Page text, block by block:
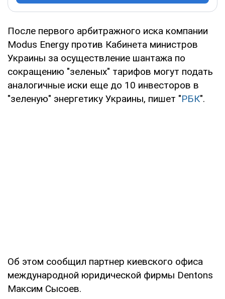
После первого арбитражного иска компании
Modus Energy против Кабинета министров
Украины за осуществление шантажа по
сокращению "зеленых" тарифов могут подать
аналогичные иски еще до 10 инвесторов в
"зеленую" энергетику Украины, пишет "РБК".
Об этом сообщил партнер киевского офиса
международной юридической фирмы Dentons
Максим Сысоев.